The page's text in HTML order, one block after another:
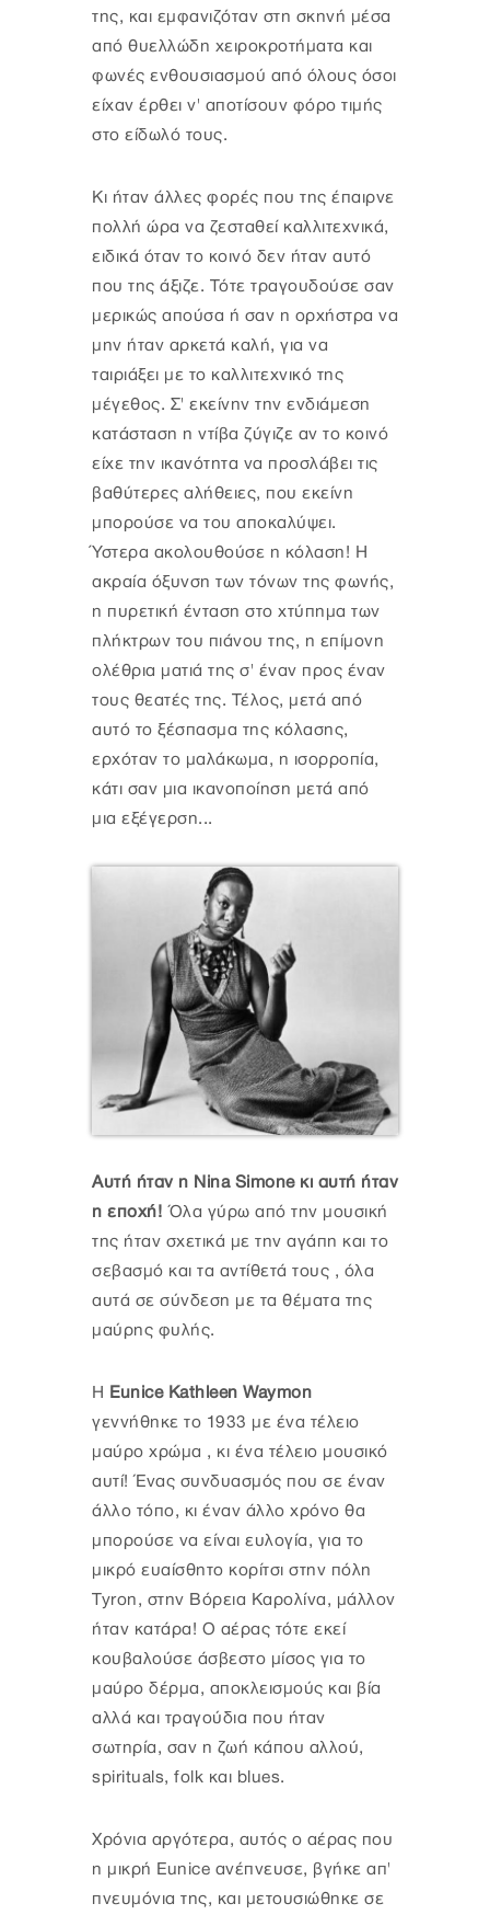
της, και εμφανιζόταν στη σκηνή μέσα
από θυελλώδη χειροκροτήματα και
φωνές ενθουσιασμού από όλους όσοι
είχαν έρθει ν' αποτίσουν φόρο τιμής
στο είδωλό τους.
Κι ήταν άλλες φορές που της έπαιρνε
πολλή ώρα να ζεσταθεί καλλιτεχνικά,
ειδικά όταν το κοινό δεν ήταν αυτό
που της άξιζε. Τότε τραγουδούσε σαν
μερικώς απούσα ή σαν η ορχήστρα να
μην ήταν αρκετά καλή, για να
ταιριάξει με το καλλιτεχνικό της
μέγεθος. Σ' εκείνην την ενδιάμεση
κατάσταση η ντίβα ζύγιζε αν το κοινό
είχε την ικανότητα να προσλάβει τις
βαθύτερες αλήθειες, που εκείνη
μπορούσε να του αποκαλύψει.
Ύστερα ακολουθούσε η κόλαση! Η
ακραία όξυνση των τόνων της φωνής,
η πυρετική ένταση στο χτύπημα των
πλήκτρων του πιάνου της, η επίμονη
ολέθρια ματιά της σ' έναν προς έναν
τους θεατές της. Τέλος, μετά από
αυτό το ξέσπασμα της κόλασης,
ερχόταν το μαλάκωμα, η ισορροπία,
κάτι σαν μια ικανοποίηση μετά από
μια εξέγερση...
Αυτή ήταν η Nina Simone κι αυτή ήταν
η εποχή! Όλα γύρω από την μουσική
της ήταν σχετικά με την αγάπη και το
σεβασμό και τα αντίθετά τους , όλα
αυτά σε σύνδεση με τα θέματα της
μαύρης φυλής.
Η Eunice Kathleen Waymon
γεννήθηκε το 1933 με ένα τέλειο
μαύρο χρώμα , κι ένα τέλειο μουσικό
αυτί! Ένας συνδυασμός που σε έναν
άλλο τόπο, κι έναν άλλο χρόνο θα
μπορούσε να είναι ευλογία, για το
μικρό ευαίσθητο κορίτσι στην πόλη
Tyron, στην Βόρεια Καρολίνα, μάλλον
ήταν κατάρα! Ο αέρας τότε εκεί
κουβαλούσε άσβεστο μίσος για το
μαύρο δέρμα, αποκλεισμούς και βία
αλλά και τραγούδια που ήταν
σωτηρία, σαν η ζωή κάπου αλλού,
spirituals, folk και blues.
Χρόνια αργότερα, αυτός ο αέρας που
η μικρή Eunice ανέπνευσε, βγήκε απ'
πνευμόνια της, και μετουσιώθηκε σε